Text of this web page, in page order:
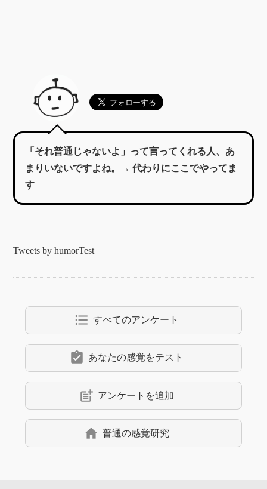
「それ普通じゃないよ」って言ってくれる人、あ
まりいないですよね。→ 代わりにここでやってま
す
Tweets by humorTest
format_list_bulleted すべてのアンケート
assignment_turned_in あなたの感覚をテスト
post_add アンケートを追加
home 普通の感覚研究